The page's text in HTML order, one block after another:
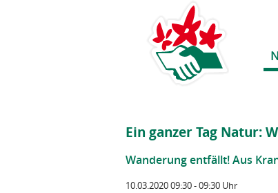
Ein ganzer Tag Natur:
Wanderung entfällt! Aus
10.03.2020 09:30 - 09:30 Uhr